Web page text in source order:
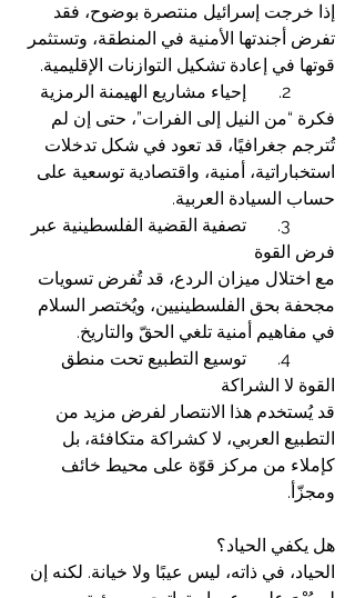
إذا خرجت إسرائيل منتصرة بوضوح، فقد
تفرض أجندتها الأمنية في المنطقة، وتستثمر
قوتها في إعادة تشكيل التوازنات الإقليمية.
فكرة “من النيل إلى الفرات”، حتى إن لم
تُترجم جغرافيًا، قد تعود في شكل تدخلات
استخباراتية، أمنية، واقتصادية توسعية على
حساب السيادة العربية.
	3.	تصفية القضية الفلسطينية عبر
فرض القوة
مع اختلال ميزان الردع، قد تُفرض تسويات
مجحفة بحق الفلسطينيين، ويُختصر السلام
في مفاهيم أمنية تلغي الحقّ والتاريخ.
	4.	توسيع التطبيع تحت منطق
القوة لا الشراكة
قد يُستخدم هذا الانتصار لفرض مزيد من
التطبيع العربي، لا كشراكة متكافئة، بل
كإملاء من مركز قوّة على محيط خائف
ومجزّأ.
هل يكفي الحياد؟
الحياد، في ذاته، ليس عيبًا ولا خيانة. لكنه إن